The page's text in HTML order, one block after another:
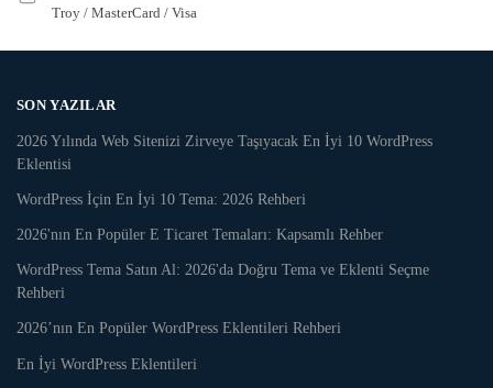
Troy / MasterCard / Visa
SON YAZILAR
2026 Yılında Web Sitenizi Zirveye Taşıyacak En İyi 10 WordPress
Eklentisi
WordPress İçin En İyi 10 Tema: 2026 Rehberi
2026'nın En Popüler E Ticaret Temaları: Kapsamlı Rehber
WordPress Tema Satın Al: 2026'da Doğru Tema ve Eklenti Seçme
Rehberi
2026’nın En Popüler WordPress Eklentileri Rehberi
En İyi WordPress Eklentileri